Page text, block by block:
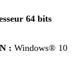
64 bits
: Windows® 10